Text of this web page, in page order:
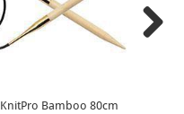
KnitPro Bamboo 80cm